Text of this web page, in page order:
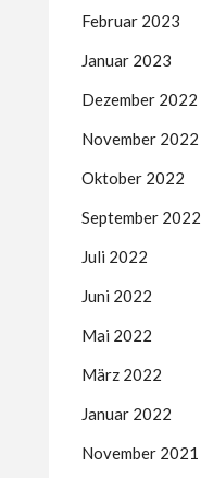
Februar 2023
Januar 2023
Dezember 2022
November 2022
Oktober 2022
September 2022
Juli 2022
Juni 2022
Mai 2022
März 2022
Januar 2022
November 2021